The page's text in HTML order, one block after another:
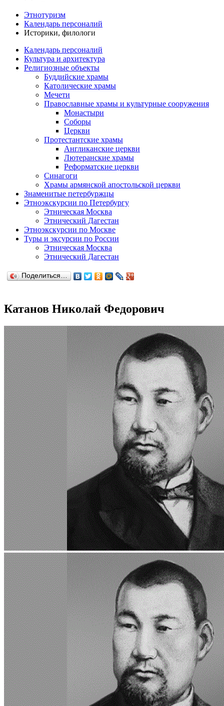
Этнотуризм
Календарь персоналий
Историки, филологи
Календарь персоналий
Культура и архитектура
Религиозные объекты
Буддийские храмы
Католические храмы
Мечети
Православные храмы и культурные сооружения
Монастыри
Соборы
Церкви
Протестантские храмы
Англиканские церкви
Лютеранские храмы
Реформатские церкви
Синагоги
Храмы армянской апостольской церкви
Знаменитые петербуржцы
Этноэкскурсии по Петербургу
Этническая Москва
Этнический Дагестан
Этноэкскурсии по Москве
Туры и эксурсии по России
Этническая Москва
Этнический Дагестан
Поделиться…
Катанов Николай Федорович